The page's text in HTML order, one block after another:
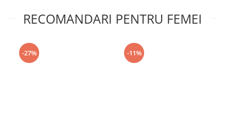
RECOMANDARI PENTRU FEMEI
-27% -11%